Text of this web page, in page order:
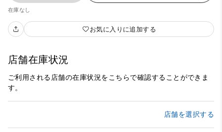
在庫なし
お気に入りに追加する
店舗在庫状況
ご利用される店舗の在庫状況をこちらで確認することができま
す。
店舗を選択する